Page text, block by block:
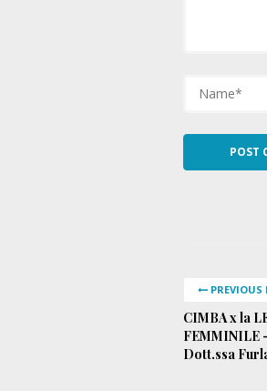
PREVIOUS
CIMBA x la
FEMMINILE
Dott.ssa